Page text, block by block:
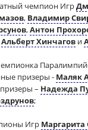
чемпион Игр
, Владимир
,Антон
Альберт Хинчагов и
призеры - Маляк
– Надежда
;
Игр Маргарита